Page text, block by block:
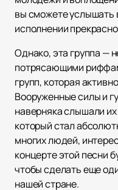
вы сможете услышать
исполнении
Однако, эта группа —
потрясающими
групп, которая
Вооруженные силы и
наверняка слышали
который стал
многих людей,
концерте этой песни
чтобы сделать еще
нашей стране.